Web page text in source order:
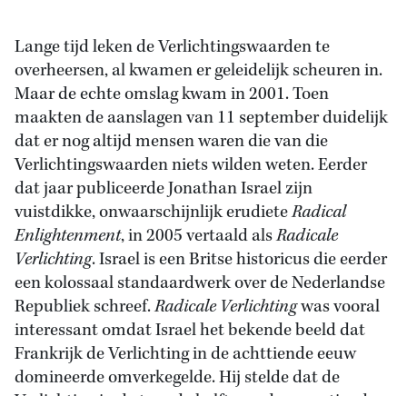
Lange tijd leken de Verlichtingswaarden te
overheersen, al kwamen er geleidelijk scheuren in.
Maar de echte omslag kwam in 2001. Toen
maakten de aanslagen van 11 september duidelijk
dat er nog altijd mensen waren die van die
Verlichtingswaarden niets wilden weten. Eerder
dat jaar publiceerde Jonathan Israel zijn
vuistdikke, onwaarschijnlijk erudieteRadical
Enlightenment, in 2005 vertaald alsRadicale
Verlichting. Israel is een Britse historicus die eerder
een kolossaal standaardwerk over de Nederlandse
Republiek schreef.Radicale Verlichtingwas vooral
interessant omdat Israel het bekende beeld dat
Frankrijk de Verlichting in de achttiende eeuw
domineerde omverkegelde. Hij stelde dat de